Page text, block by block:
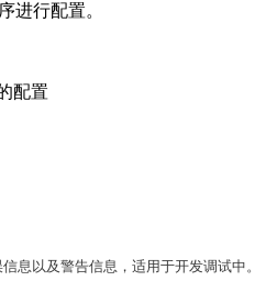
进行配置。
配置
息以及警告信息，适用于开发调试中。